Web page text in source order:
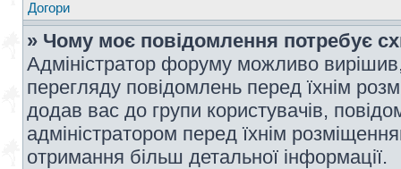
Догори
» Чому моє повідомлення потребує
Адміністратор форуму можливо
перегляду повідомлень перед їхнім
додав вас до групи користувачів,
адміністратором перед їхнім
отримання більш детальної інформації.